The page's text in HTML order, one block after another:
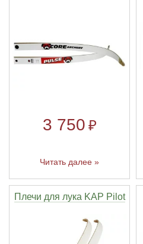
3 750 ₽
Читать далее »
Плечи для лука KAP Pilot
Полочки для лука
Плунжеры для лука
Ножи складные